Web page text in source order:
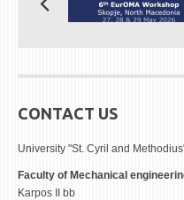
CONTACT US
University "St. Cyril and
Faculty of Mechanical
Karpos II bb